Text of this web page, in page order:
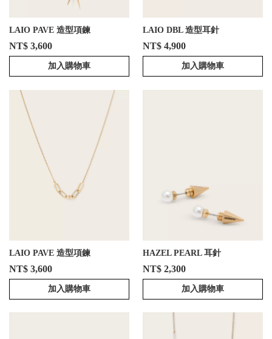
LAIO PAVE 造型項鍊
NT$ 3,600
加入購物車
LAIO DBL 造型耳針
NT$ 4,900
加入購物車
LAIO PAVE 造型項鍊
NT$ 3,600
加入購物車
HAZEL PEARL 耳針
NT$ 2,300
加入購物車